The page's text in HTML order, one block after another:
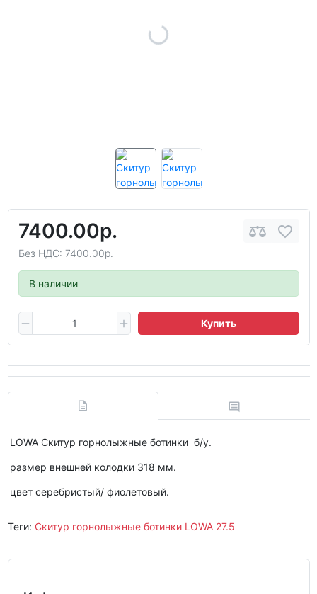
7400.00р.
Без НДС: 7400.00р.
В наличии
Купить
LOWA Скитур горнолыжные ботинки б/у.
размер внешней колодки 318 мм.
цвет серебристый/ фиолетовый.
Теги: Скитур горнолыжные ботинки LOWA 27.5